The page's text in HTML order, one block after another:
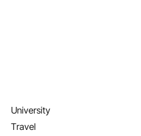
University
Travel